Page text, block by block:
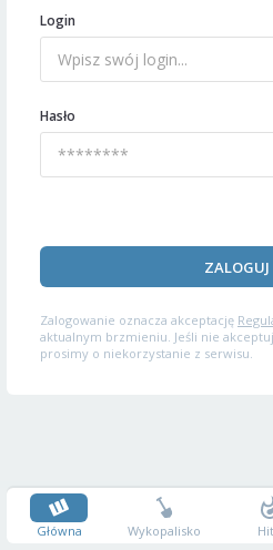
Login
Hasło
ZALOGUJ
Zalogowanie oznacza akceptację
aktualnym brzmieniu. Jeśli nie
prosimy o niekorzystanie z serwisu.
Główna Wykopalisko